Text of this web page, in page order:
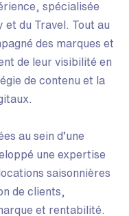
spécialisée
et du Travel. Tout au
des marques et
de leur visibilité en
de contenu et la
au sein d’une
une expertise
saisonnières
de clients,
et rentabilité.